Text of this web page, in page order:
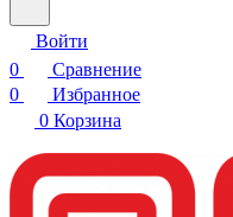
Войти
0
Сравнение
0
Избранное
0 Корзина